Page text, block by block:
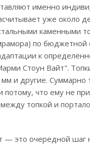
именно
уже около
каменными
по бюджетной
к
Стоун Вайт".
и другие. Суммарно
что ему не
топкой и
— это очередной шаг